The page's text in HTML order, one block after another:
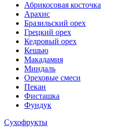
Абрикосовая косточка
Арахис
Бразильский орех
Грецкий орех
Кедровый орех
Кешью
Макадамия
Миндаль
Ореховые смеси
Пекан
Фисташка
Фундук
Сухофрукты